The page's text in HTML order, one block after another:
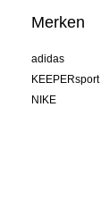
Merken
adidas
KEEPERsport
NIKE